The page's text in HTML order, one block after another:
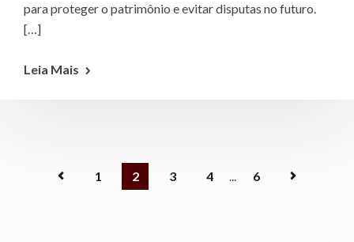
para proteger o patrimônio e evitar disputas no futuro.
[…]
Leia Mais
1 2 3 4 6